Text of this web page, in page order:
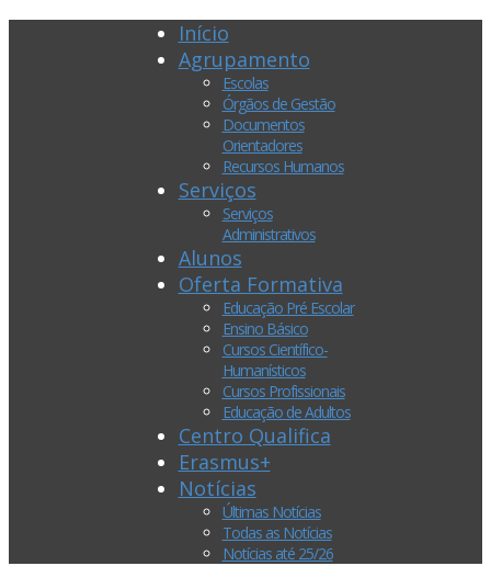
Início
Agrupamento
Escolas
Órgãos de Gestão
Documentos
Orientadores
Recursos Humanos
Serviços
Serviços
Administrativos
Alunos
Oferta Formativa
Educação Pré Escolar
Ensino Básico
Cursos Científico-
Humanísticos
Cursos Profissionais
Educação de Adultos
Centro Qualifica
Erasmus+
Notícias
Últimas Notícias
Todas as Notícias
Notícias até 25/26